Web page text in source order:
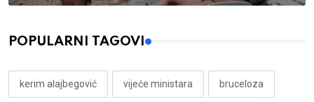
POPULARNI TAGOVI
kerim alajbegović vijeće ministara bruceloza